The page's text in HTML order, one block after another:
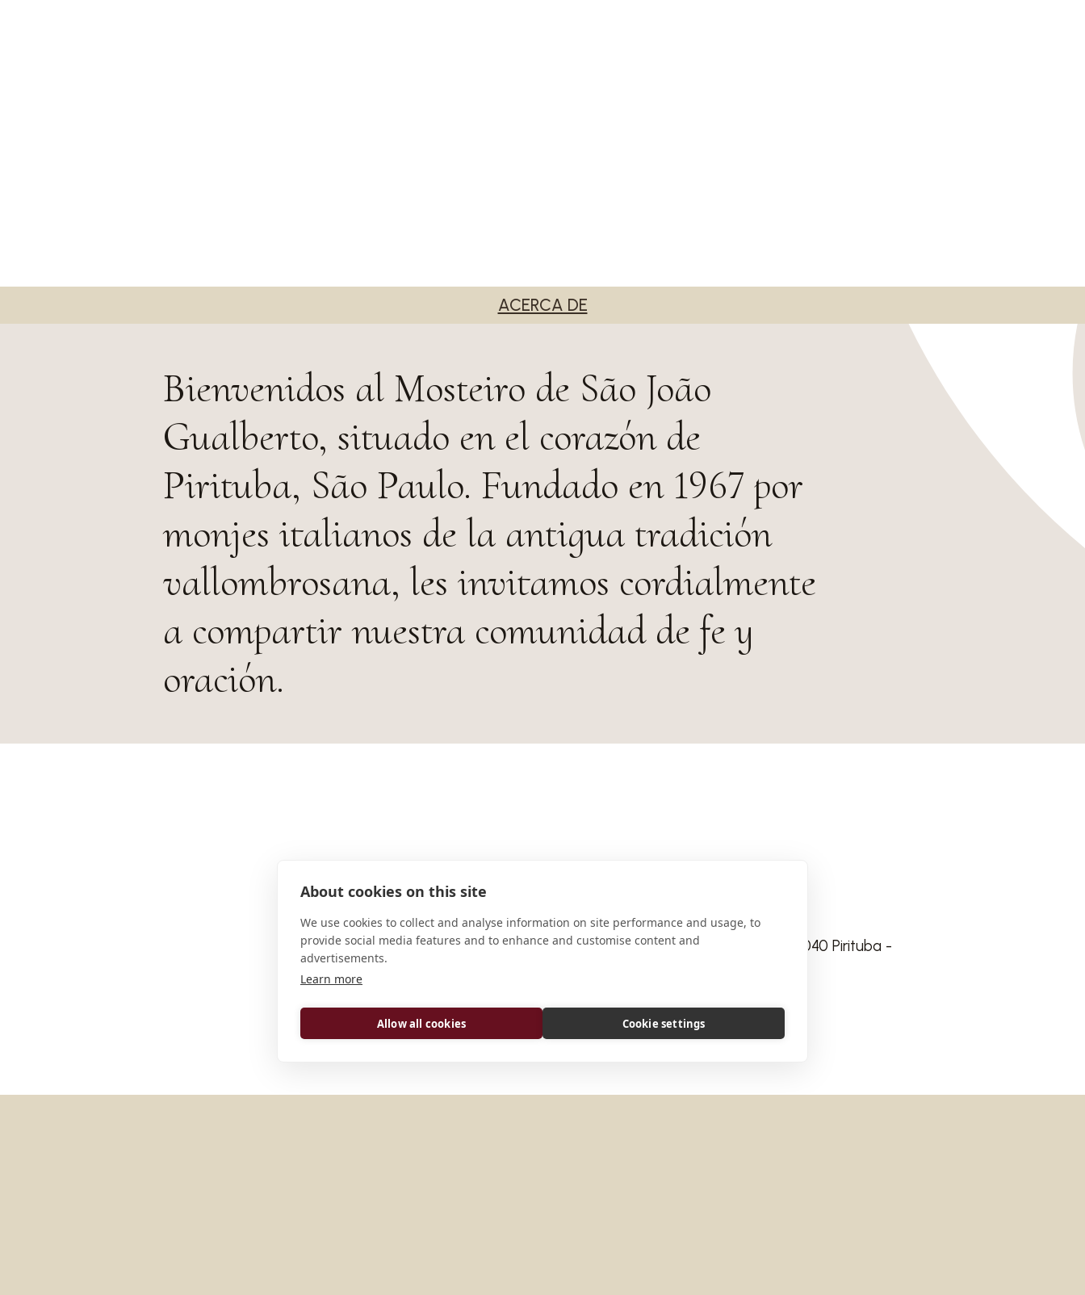
ACERCA DE
Bienvenidos al Mosteiro de São João
Gualberto, situado en el corazón de
Pirituba, São Paulo. Fundado en 1967 por
monjes italianos de la antigua tradición
vallombrosana, les invitamos cordialmente
a compartir nuestra comunidad de fe y
oración.
DIRECCIÓN
Calle Dr. Argemiro Couto de Barros, 220 05142-040 Pirituba -
CONECTAR
domrobson@gualberto.g12.br
About cookies on this site
We use cookies to collect and analyse information on site performance and usage, to
provide social media features and to enhance and customise content and
advertisements.
Learn more
Allow all cookies Cookie settings